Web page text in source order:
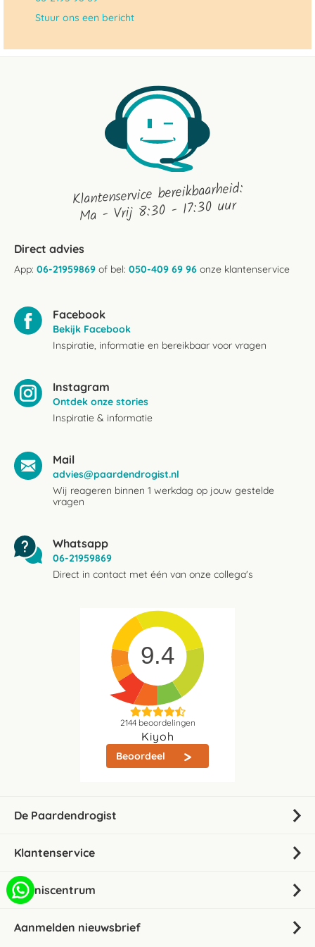
Stuur ons een bericht
Klantenservice bereikbaarheid:
Ma - Vrij 8:30 - 17:30 uur
Direct advies
App: 06-21959869 of bel: 050-409 69 96 onze klantenservice
Facebook
Bekijk Facebook
Inspiratie, informatie en bereikbaar voor vragen
Instagram
Ontdek onze stories
Inspiratie & informatie
Mail
advies@paardendrogist.nl
Wij reageren binnen 1 werkdag op jouw gestelde
vragen
Whatsapp
06-21959869
Direct in contact met één van onze collega's
9.4
2144beoordelingen
Kiyoh
Beoordeel
De Paardendrogist
Klantenservice
Kenniscentrum
Aanmelden nieuwsbrief